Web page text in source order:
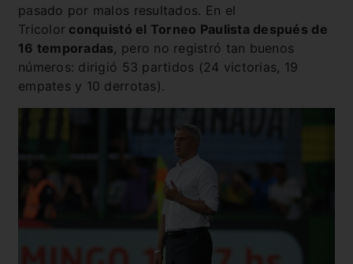
pasado por malos resultados. En el
Tricolor conquistó el Torneo Paulista después de
16 temporadas, pero no registró tan buenos
números: dirigió 53 partidos (24 victorias, 19
empates y 10 derrotas).